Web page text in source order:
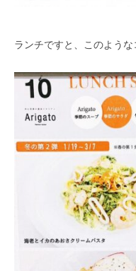
ランチですと、このような